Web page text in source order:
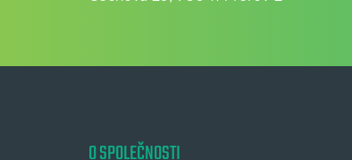
O SPOLEČNOSTI